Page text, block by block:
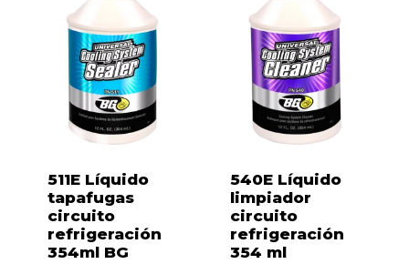
511E Líquido
tapafugas
circuito
refrigeración
354ml BG
9,99
540E Líquido
limpiador
circuito
refrigeración
354 ml12,20